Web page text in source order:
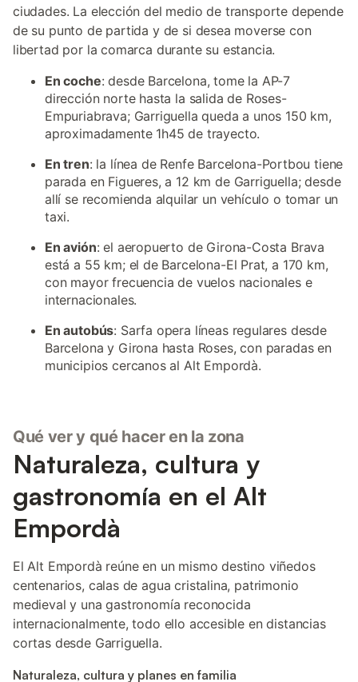
ciudades. La elección del medio de transporte depende
de su punto de partida y de si desea moverse con
libertad por la comarca durante su estancia.
En coche: desde Barcelona, tome la AP-7
dirección norte hasta la salida de Roses-
Empuriabrava; Garriguella queda a unos 150 km,
aproximadamente 1h45 de trayecto.
En tren: la línea de Renfe Barcelona-Portbou tiene
parada en Figueres, a 12 km de Garriguella; desde
allí se recomienda alquilar un vehículo o tomar un
taxi.
En avión: el aeropuerto de Girona-Costa Brava
está a 55 km; el de Barcelona-El Prat, a 170 km,
con mayor frecuencia de vuelos nacionales e
internacionales.
En autobús: Sarfa opera líneas regulares desde
Barcelona y Girona hasta Roses, con paradas en
municipios cercanos al Alt Empordà.
Qué ver y qué hacer en la zona
Naturaleza, cultura y
gastronomía en el Alt
Empordà
El Alt Empordà reúne en un mismo destino viñedos
centenarios, calas de agua cristalina, patrimonio
medieval y una gastronomía reconocida
internacionalmente, todo ello accesible en distancias
cortas desde Garriguella.
Naturaleza, cultura y planes en familia